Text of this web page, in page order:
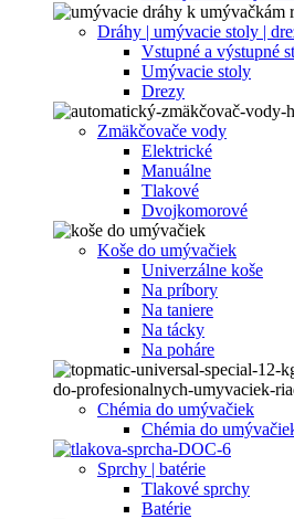
Dráhy | umývacie stoly |
Vstupné a výstupné
Umývacie stoly
Drezy
Zmäkčovače vody
Elektrické
Manuálne
Tlakové
Dvojkomorové
Koše do umývačiek
Univerzálne koše
Na príbory
Na taniere
Na tácky
Na poháre
Chémia do umývačiek
Chémia do
Sprchy | batérie
Tlakové sprchy
Batérie